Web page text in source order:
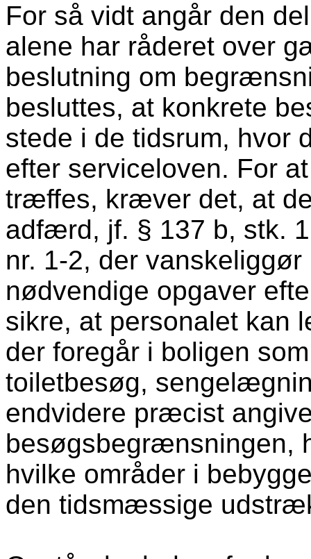
For så vidt angår den
alene har råderet over
beslutning om
besluttes, at konkrete
stede i de tidsrum, hvor
efter serviceloven. For
træffes, kræver det, at
adfærd, jf. § 137 b, stk.
nr. 1-2, der
nødvendige opgaver
sikre, at personalet kan
der foregår i boligen
toiletbesøg,
endvidere præcist
besøgsbegrænsningen,
hvilke områder i
den tidsmæssige